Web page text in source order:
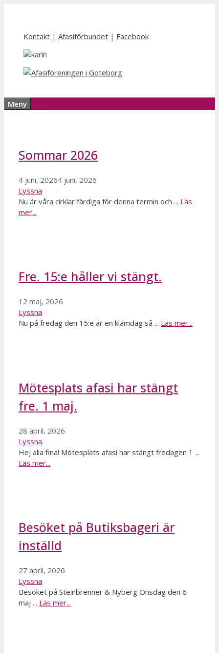
Kontakt | Afasiförbundet | Facebook
Meny
Sommar 2026
4 juni, 20264 juni, 2026
Lyssna
Nu är våra cirklar färdiga för denna termin och ... Läs
mer...
Fre. 15:e håller vi stängt.
12 maj, 2026
Lyssna
Nu på fredag den 15:e är en klämdag så ... Läs mer...
Mötesplats afasi har stängt
fre. 1 maj.
28 april, 2026
Lyssna
Hej alla fina! Mötesplats afasi har stängt fredagen 1 ...
Läs mer...
Besöket på Butiksbageri är
inställd
27 april, 2026
Lyssna
Besöket på Steinbrenner & Nyberg Onsdag den 6
maj ... Läs mer...